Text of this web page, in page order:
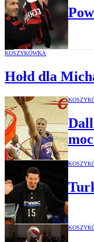
KOSZYKÓWKA
Hołd dla